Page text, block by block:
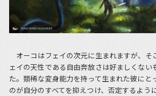
オーコはフェイの次元に生まれますが、そ
ェイの天性である自由奔放さは好ましくない
た。類稀な変身能力を持って生まれた彼にと
のが自分のすべてを抑えつけ、否定するよう